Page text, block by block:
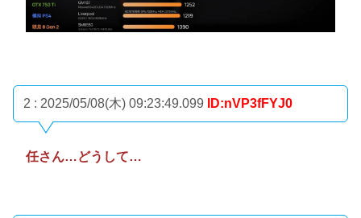
2 : 2025/05/08(木) 09:23:49.099 ID:nVP3fFYJ0
任さん…どうして…